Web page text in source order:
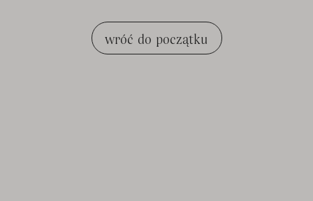
wróć do początku